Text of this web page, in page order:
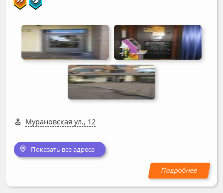
Мурановская ул., 12
Показать все адреса